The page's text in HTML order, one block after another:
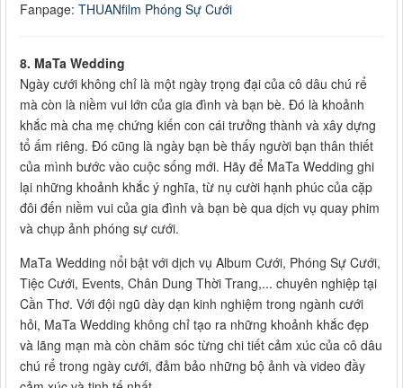
Fanpage: THUANfilm Phóng Sự Cưới
8. MaTa Wedding
Ngày cưới không chỉ là một ngày trọng đại của cô dâu chú rể
mà còn là niềm vui lớn của gia đình và bạn bè. Đó là khoảnh
khắc mà cha mẹ chứng kiến con cái trưởng thành và xây dựng
tổ ấm riêng. Đó cũng là ngày bạn bè thấy người bạn thân thiết
của mình bước vào cuộc sống mới. Hãy để MaTa Wedding ghi
lại những khoảnh khắc ý nghĩa, từ nụ cười hạnh phúc của cặp
đôi đến niềm vui của gia đình và bạn bè qua dịch vụ quay phim
và chụp ảnh phóng sự cưới.
MaTa Wedding nổi bật với dịch vụ Album Cưới, Phóng Sự Cưới,
Tiệc Cưới, Events, Chân Dung Thời Trang,... chuyên nghiệp tại
Cần Thơ. Với đội ngũ dày dạn kinh nghiệm trong ngành cưới
hỏi, MaTa Wedding không chỉ tạo ra những khoảnh khắc đẹp
và lãng mạn mà còn chăm sóc từng chi tiết cảm xúc của cô dâu
chú rể trong ngày cưới, đảm bảo những bộ ảnh và video đầy